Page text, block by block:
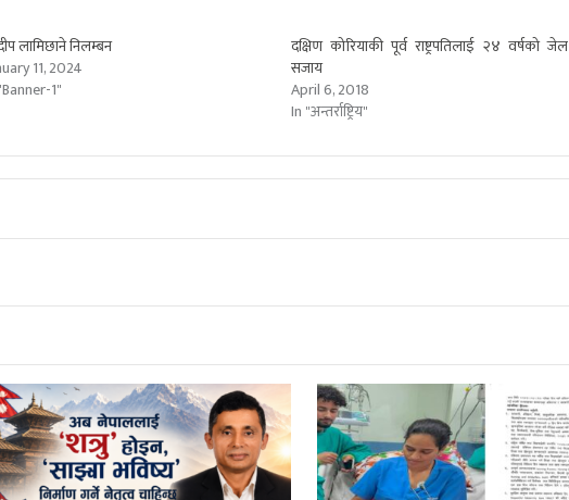
लामिछाने निलम्बन
11, 2024
1"
दक्षिण कोरियाकी पूर्व राष्ट्रपतिलाई २४ वर्षको जेल
सजाय
April 6, 2018
In "अन्तर्राष्ट्रिय"